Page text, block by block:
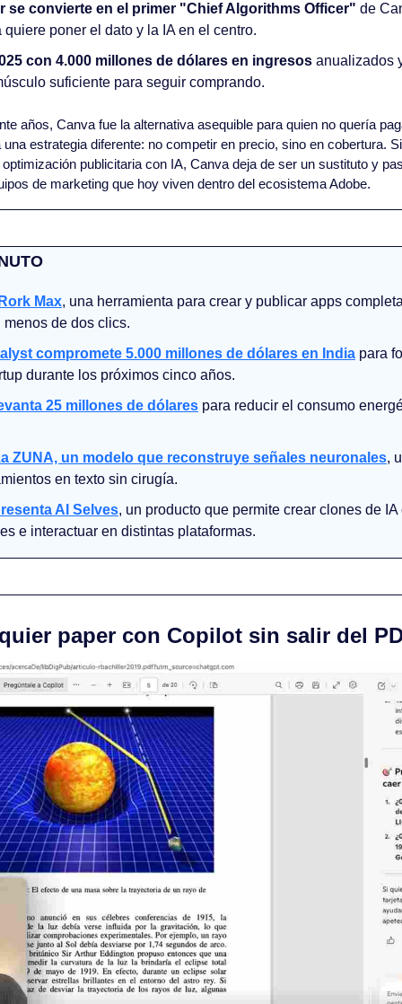
se convierte en el primer "Chief Algorithms Officer" de
poner el dato y la IA en el centro.
con 4.000 millones de dólares en ingresos anualizados
suficiente para seguir comprando.
años, Canva fue la alternativa asequible para quien no quería
estrategia diferente: no competir en precio, sino en cobertura.
publicitaria con IA, Canva deja de ser un sustituto y
de marketing que hoy viven dentro del ecosistema Adobe.
Max, una herramienta para crear y publicar apps
menos de dos clics.
compromete 5.000 millones de dólares en India para
durante los próximos cinco años.
25 millones de dólares para reducir el consumo
ZUNA, un modelo que reconstruye señales neuronales,
en texto sin cirugía.
AI Selves, un producto que permite crear clones de
e interactuar en distintas plataformas.
paper con Copilot sin salir del